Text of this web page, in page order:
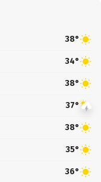
38°
34°
38°
37°
38°
35°
36°